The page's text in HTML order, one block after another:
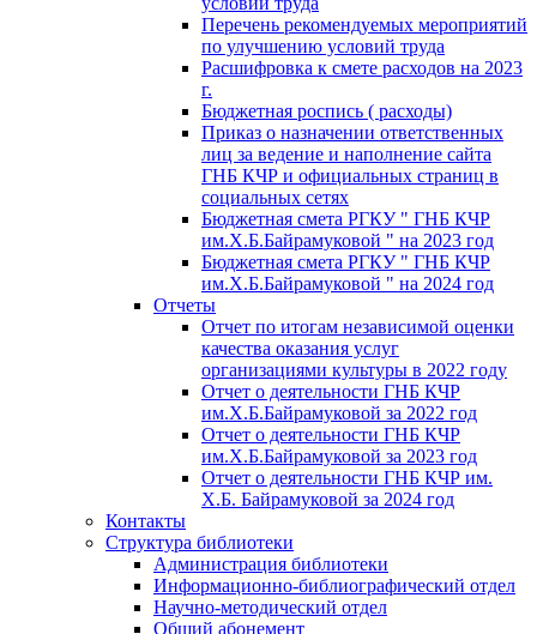
Перечень рекомендуемых мероприятий
по улучшению условий труда
Расшифровка к смете расходов на 2023
г.
Бюджетная роспись ( расходы)
Приказ о назначении ответственных
лиц за ведение и наполнение сайта
ГНБ КЧР и официальных страниц в
социальных сетях
Бюджетная смета РГКУ " ГНБ КЧР
им.Х.Б.Байрамуковой " на 2023 год
Бюджетная смета РГКУ " ГНБ КЧР
им.Х.Б.Байрамуковой " на 2024 год
Отчеты
Отчет по итогам независимой оценки
качества оказания услуг
организациями культуры в 2022 году
Отчет о деятельности ГНБ КЧР
им.Х.Б.Байрамуковой за 2022 год
Отчет о деятельности ГНБ КЧР
им.Х.Б.Байрамуковой за 2023 год
Отчет о деятельности ГНБ КЧР им.
Х.Б. Байрамуковой за 2024 год
Контакты
Структура библиотеки
Администрация библиотеки
Информационно-библиографический отдел
Научно-методический отдел
Общий абонемент